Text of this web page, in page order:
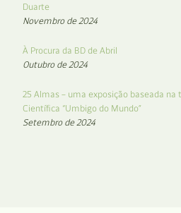
Duarte
Novembro de 2024
À Procura da BD de Abril
Outubro de 2024
25 Almas – uma exposição baseada na
Científica “Umbigo do Mundo”
Setembro de 2024